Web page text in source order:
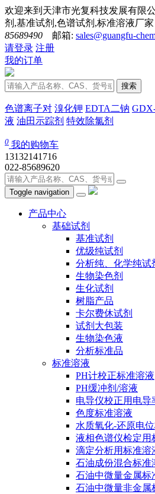
欢迎来到天津市光复科技发展有限
剂,基准试剂,色谱试剂,标准溶液厂
85689490 邮箱: sales@guangfu-
请登录 注册
我的订单
搜索
色谱离子对 溴化钾 EDTA二钠
液 油田示踪剂 特效除氯剂
0 我的购物车
13132141716
022-85689620
Toggle navigation
产品中心
基础试剂
基准试剂
优级纯试剂
分析纯、化学纯试
生物染色剂
生化试剂
树脂产品
卡尔费休试剂
试剂大包装
生物染色液
分析标准品
标准溶液
PH计校正标准溶液
PH缓冲剂/溶液
电导仪校正用电导
色度标准溶液
水质氧化-还原电
液相色谱仪检定用
滴定分析用标准溶
石油成份混合标准
石油中微量金属标
石油中微量非金属